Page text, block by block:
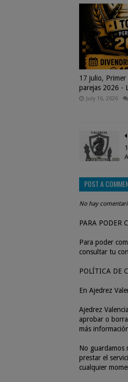
17 julio,
parejas 2026 -
July 16, 2026
POST A
No hay
PARA PODER
Para poder
consultar tu
POLÍTICA DE
En Ajedrez
Ajedrez
aprobar o
más
No guardamos
prestar el
cualquier